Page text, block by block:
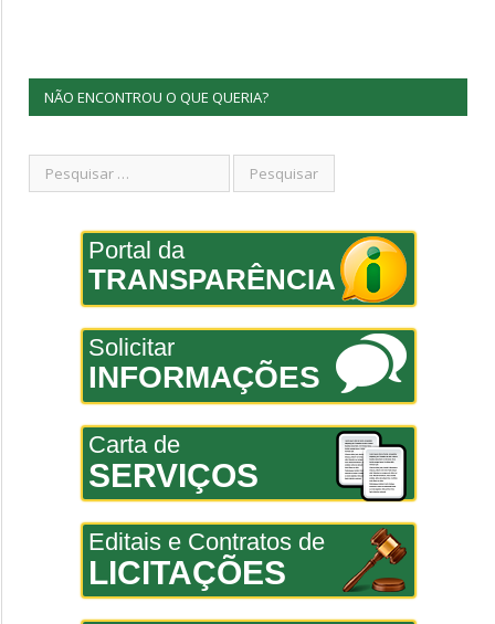
NÃO ENCONTROU O QUE QUERIA?
Portal da
TRANSPARÊNCIA
Solicitar
INFORMAÇÕES
Carta de
SERVIÇOS
Editais e Contratos de
LICITAÇÕES